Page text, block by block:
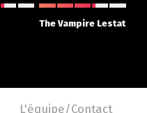
The Vampire Lestat
L'équipe/Contact